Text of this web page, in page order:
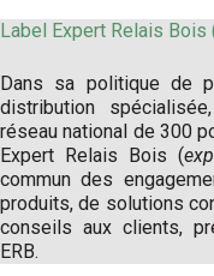
Label Expert Relais Bois
Dans sa politique de
distribution
réseau national de 300
Expert Relais Bois (
commun des
produits, de solutions
conseils aux clients,
ERB.